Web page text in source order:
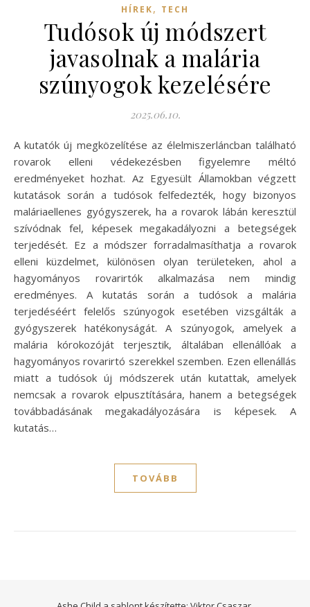
HÍREK, TECH
Tudósok új módszert
javasolnak a malária
szúnyogok kezelésére
2025.06.10.
A kutatók új megközelítése az élelmiszerláncban található
rovarok elleni védekezésben figyelemre méltó
eredményeket hozhat. Az Egyesült Államokban végzett
kutatások során a tudósok felfedezték, hogy bizonyos
maláriaellenes gyógyszerek, ha a rovarok lábán keresztül
szívódnak fel, képesek megakadályozni a betegségek
terjedését. Ez a módszer forradalmasíthatja a rovarok
elleni küzdelmet, különösen olyan területeken, ahol a
hagyományos rovarirtók alkalmazása nem mindig
eredményes. A kutatás során a tudósok a malária
terjedéséért felelős szúnyogok esetében vizsgálták a
gyógyszerek hatékonyságát. A szúnyogok, amelyek a
malária kórokozóját terjesztik, általában ellenállóak a
hagyományos rovarirtó szerekkel szemben. Ezen ellenállás
miatt a tudósok új módszerek után kutattak, amelyek
nemcsak a rovarok elpusztítására, hanem a betegségek
továbbadásának megakadályozására is képesek. A
kutatás…
TOVÁBB